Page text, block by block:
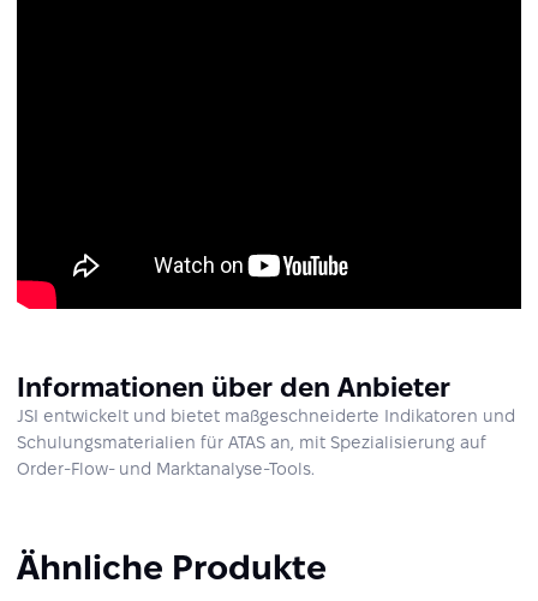
Informationen über den Anbieter
JSI entwickelt und bietet maßgeschneiderte Indikatoren und
Schulungsmaterialien für ATAS an, mit Spezialisierung auf
Order-Flow- und Marktanalyse-Tools.
Ähnliche Produkte